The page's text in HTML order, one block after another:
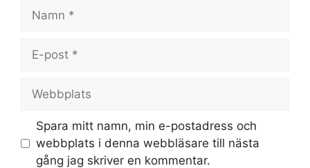
post
Spara mitt namn, min e-postadress och
webbplats i denna webbläsare till nästa
gång jag skriver en kommentar.